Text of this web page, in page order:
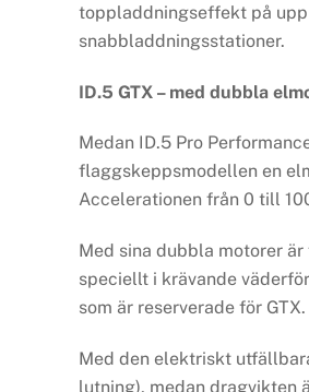
toppladdningseffekt på upp
snabbladdningsstationer.
ID.5 GTX – med dubbla
Medan ID.5 Pro
flaggskeppsmodellen en
Accelerationen från 0 till
Med sina dubbla motorer
speciellt i krävande
som är reserverade för GTX.
Med den elektriskt
lutning), medan dragvikten